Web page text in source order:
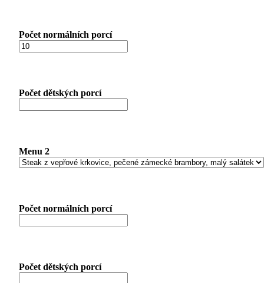
Počet normálních porcí
Počet dětských porcí
Menu 2
Počet normálních porcí
Počet dětských porcí